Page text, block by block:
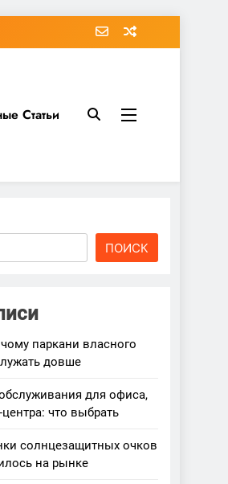
Статьи
ПОИСК
паркани власного
довше
для офиса,
что выбрать
солнцезащитных очков
на рынке